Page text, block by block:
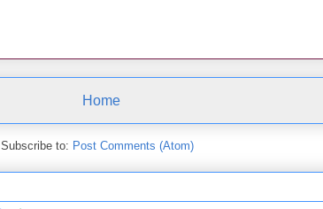
Home
Subscribe to: Post Comments (Atom)